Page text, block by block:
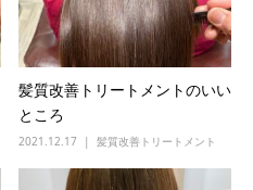
髪質改善トリートメントのいい
ところ
2021.12.17 髪質改善トリートメント